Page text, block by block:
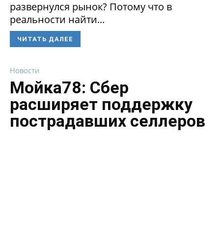
развернулся рынок? Потому что в
реальности найти...
ЧИТАТЬ ДАЛЕЕ
Новости
Мойка78: Сбер
расширяет поддержку
пострадавших селлеров